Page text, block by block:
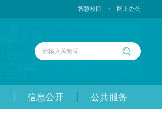
智慧校园 网上办公
信息公开 公共服务